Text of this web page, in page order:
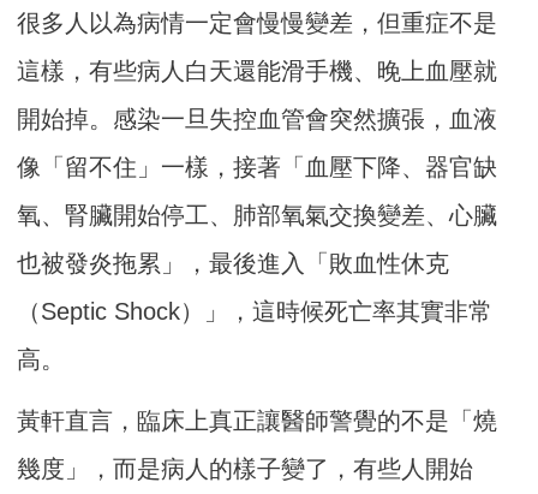
很多人以為病情一定會慢慢變差，但重症不是
這樣，有些病人白天還能滑手機、晚上血壓就
開始掉。感染一旦失控血管會突然擴張，血液
像「留不住」一樣，接著「血壓下降、器官缺
氧、腎臟開始停工、肺部氧氣交換變差、心臟
也被發炎拖累」，最後進入「敗血性休克
（Septic Shock）」，這時候死亡率其實非常
高。
黃軒直言，臨床上真正讓醫師警覺的不是「燒
幾度」，而是病人的樣子變了，有些人開始